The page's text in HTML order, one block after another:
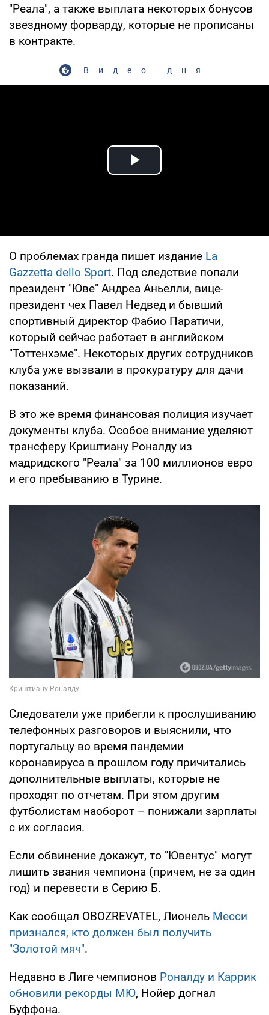
"Реала", а также выплата некоторых бонусов
звездному форварду, которые не прописаны
в контракте.
Видео дня
Play Video
О проблемах гранда пишет издание La
Gazzetta dello Sport. Под следствие попали
президент "Юве" Андреа Аньелли, вице-
президент чех Павел Недвед и бывший
спортивный директор Фабио Паратичи,
который сейчас работает в английском
"Тоттенхэме". Некоторых других сотрудников
клуба уже вызвали в прокуратуру для дачи
показаний.
В это же время финансовая полиция изучает
документы клуба. Особое внимание уделяют
трансферу Криштиану Роналду из
мадридского "Реала" за 100 миллионов евро
и его пребыванию в Турине.
Следователи уже прибегли к прослушиванию
телефонных разговоров и выяснили, что
португальцу во время пандемии
коронавируса в прошлом году причитались
дополнительные выплаты, которые не
проходят по отчетам. При этом другим
футболистам наоборот – понижали зарплаты
с их согласия.
Если обвинение докажут, то "Ювентус" могут
лишить звания чемпиона (причем, не за один
год) и перевести в Серию Б.
Как сообщал OBOZREVATEL, Лионель Месси
признался, кто должен был получить
"Золотой мяч".
Недавно в Лиге чемпионов Роналду и Каррик
обновили рекорды МЮ, Нойер догнал
Буффона.